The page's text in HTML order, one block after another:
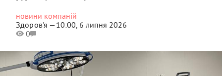
новини компаній
Здоров'я —10:00, 6 липня 2026
0